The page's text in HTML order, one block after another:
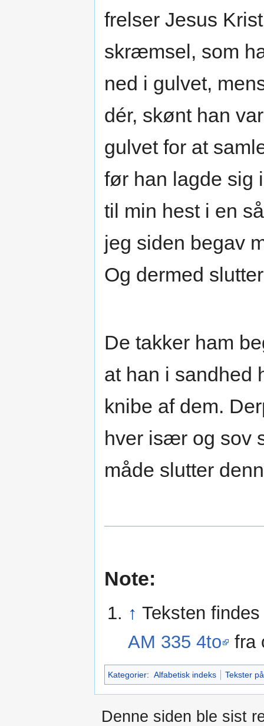
frelser Jesus
skræmsel, som
ned i gulvet,
dér, skønt han
gulvet for at
før han lagde sig
til min hest i en
jeg siden begav
Og dermed
De takker ham
at han i sandhed
knibe af dem.
hver især og sov
måde slutter
Note:
↑ Teksten
AM 335 4to
fra
Kategorier: Alfabetisk indeks Tekster
Denne siden ble sist